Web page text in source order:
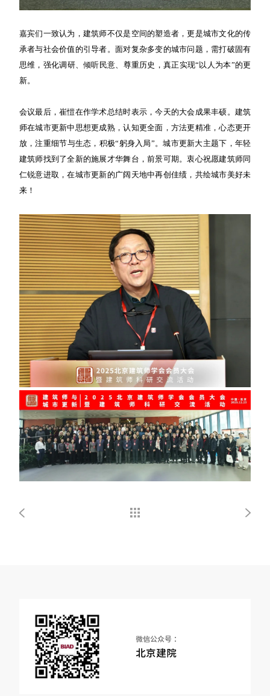
嘉宾们一致认为，建筑师不仅是空间的塑造者，更是城市文化的传
承者与社会价值的引导者。面对复杂多变的城市问题，需打破固有
思维，强化调研、倾听民意、尊重历史，真正实现“以人为本”的更
新。
会议最后，崔愷在作学术总结时表示，今天的大会成果丰硕。建筑
师在城市更新中思想更成熟，认知更全面，方法更精准，心态更开
放，注重细节与生态，积极“躬身入局”。城市更新大主题下，年轻
建筑师找到了全新的施展才华舞台，前景可期。衷心祝愿建筑师同
仁锐意进取，在城市更新的广阔天地中再创佳绩，共绘城市美好未
来！
微信公众号 ：
北京建院